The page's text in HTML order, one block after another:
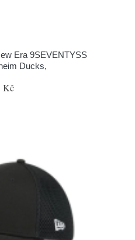
Era 9SEVENTYSS
Ducks,
Kč